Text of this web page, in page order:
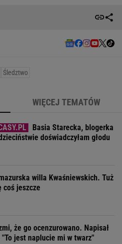
Śledztwo
WIĘCEJ TEMATÓW
Basia Starecka, blogerka
doświadczyłam głodu
willa Kwaśniewskich. Tuż
coś jeszcze
że go ocenzurowano. Napisał
"To jest naplucie mi w twarz"